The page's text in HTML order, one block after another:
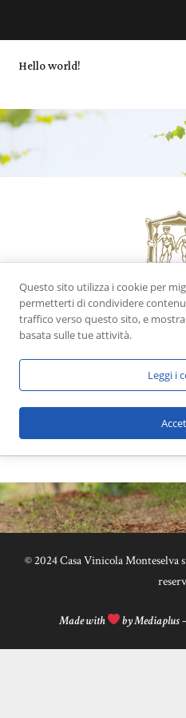
Hello world!
Indirizzo:Via Nilo, snc –
Telefono:+39
E-mail:
© 2024 Casa Vinicola Monteselva
Made with by Mediaplus
Questo sito utilizza i cookie per
permetterti di condividere
traffico verso questo sito, e
basata sulle tue attività.
Leggi i